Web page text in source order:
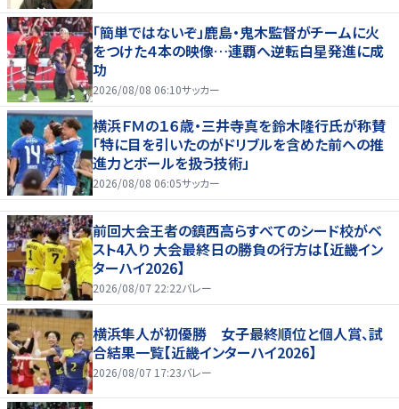
「簡単ではないぞ」鹿島・鬼木監督がチームに火
をつけた４本の映像…連覇へ逆転白星発進に成
功
2026/08/08 06:10サッカー
横浜ＦＭの１６歳・三井寺真を鈴木隆行氏が称賛
「特に目を引いたのがドリブルを含めた前への推
進力とボールを扱う技術」
2026/08/08 06:05サッカー
前回大会王者の鎮西高らすべてのシード校がベ
スト4入り 大会最終日の勝負の行方は【近畿イン
ターハイ2026】
2026/08/07 22:22バレー
横浜隼人が初優勝 女子最終順位と個人賞、試
合結果一覧【近畿インターハイ2026】
2026/08/07 17:23バレー